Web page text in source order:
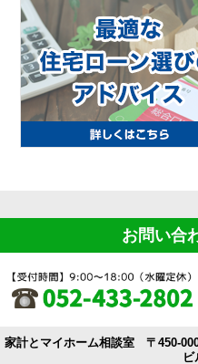
お問い合
家計とマイホーム相談室 〒450-
ビ